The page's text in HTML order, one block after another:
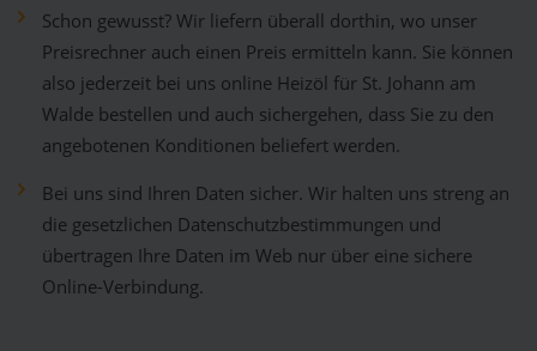
Schon gewusst? Wir liefern überall dorthin, wo unser
Preisrechner auch einen Preis ermitteln kann. Sie können
also jederzeit bei uns online Heizöl für St. Johann am
Walde bestellen und auch sichergehen, dass Sie zu den
angebotenen Konditionen beliefert werden.
Bei uns sind Ihren Daten sicher. Wir halten uns streng an
die gesetzlichen Datenschutzbestimmungen und
übertragen Ihre Daten im Web nur über eine sichere
Online-Verbindung.